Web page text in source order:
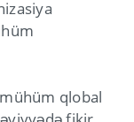
qlobal